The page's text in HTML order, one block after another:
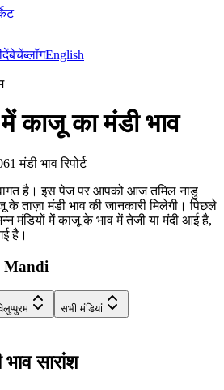
बेचेंब्लॉगEnglish
काजूका मंडी भाव
1 मंडी भाव रिपोर्ट
है। इस पेज पर आपको आज तमिल नाडु
के ताज़ा मंडी भाव की जानकारी मिलेगी। पिछले
मंडियों में काजू के भाव में तेजी या मंदी आई है,
है।
Mandi
सभी मंडियां
सारांश